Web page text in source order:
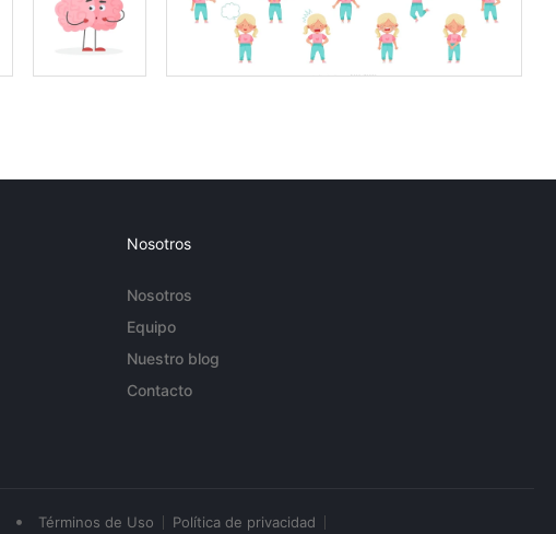
Nosotros
Nosotros
Equipo
Nuestro blog
Contacto
• Términos de Uso Política de privacidad